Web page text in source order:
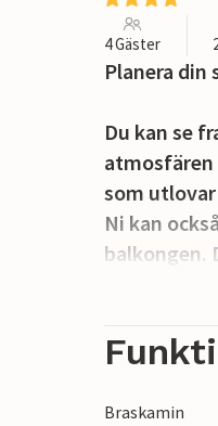
4 Gäster
Planera din
Du kan se
som utlovar
Ni kan
balkongen.
glas vin
Efter
utforska
Braskamin